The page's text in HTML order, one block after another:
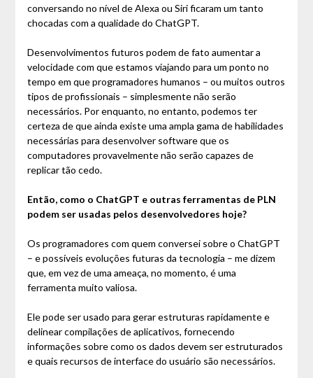
conversando no nível de Alexa ou Siri ficaram um tanto
chocadas com a qualidade do ChatGPT.
Desenvolvimentos futuros podem de fato aumentar a
velocidade com que estamos viajando para um ponto no
tempo em que programadores humanos – ou muitos outros
tipos de profissionais – simplesmente não serão
necessários. Por enquanto, no entanto, podemos ter
certeza de que ainda existe uma ampla gama de habilidades
necessárias para desenvolver software que os
computadores provavelmente não serão capazes de
replicar tão cedo.
Então, como o ChatGPT e outras ferramentas de PLN
podem ser usadas pelos desenvolvedores hoje?
Os programadores com quem conversei sobre o ChatGPT
– e possíveis evoluções futuras da tecnologia – me dizem
que, em vez de uma ameaça, no momento, é uma
ferramenta muito valiosa.
Ele pode ser usado para gerar estruturas rapidamente e
delinear compilações de aplicativos, fornecendo
informações sobre como os dados devem ser estruturados
e quais recursos de interface do usuário são necessários.